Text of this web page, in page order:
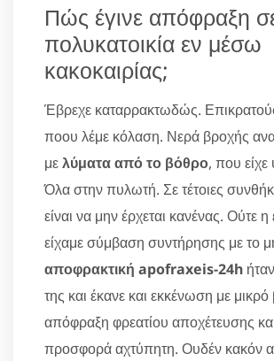
Πώς έγινε απόφραξη
πολυκατοικία εν μέσω
κακοκαιρίας;
Έβρεχε καταρρακτωδώς.
ποου λέμε κόλαση. Νερά βροχής
μελύματα από το βόθρο, που είχε
Όλα στην πυλωτή. Σε τέτοιες
είναι να μην έρχεται κανένας. Ούτε η
είχαμε σύμβαση συντήρησης με το
αποφρακτική apofraxeis-24h
της και έκανε και εκκένωση με μικρό
απόφραξη φρεατίου αποχέτευσης
προσφορά αχτύπητη. Ουδέν κακόν